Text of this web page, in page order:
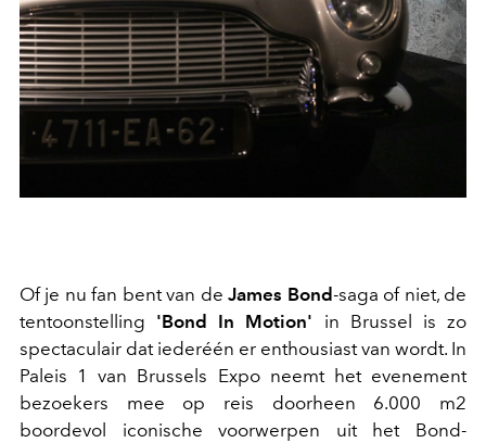
Of je nu fan bent van deJames Bond-saga of niet, de
tentoonstelling 'Bond In Motion' in Brussel is zo
spectaculair dat iederéén er enthousiast van wordt. In
Paleis 1 van Brussels Expo neemt het evenement
bezoekers mee op reis doorheen 6.000 m2
boordevol iconische voorwerpen uit het Bond-